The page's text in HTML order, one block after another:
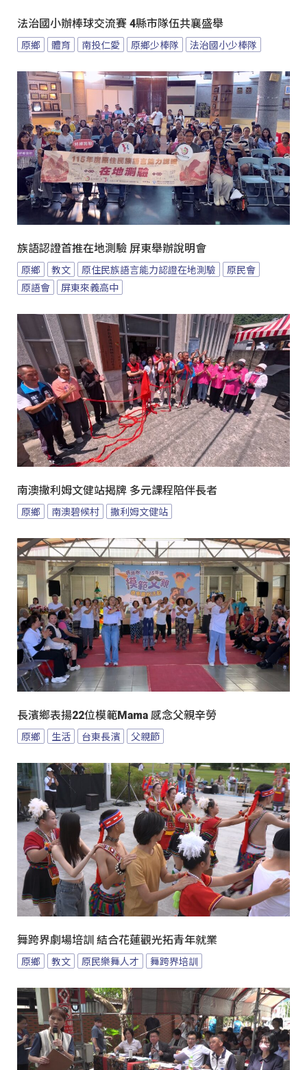
法治國小辦棒球交流賽 4縣市隊伍共襄盛舉
原鄉 體育 南投仁愛 原鄉少棒隊 法治國小少棒隊
族語認證首推在地測驗 屏東舉辦說明會
原鄉 教文 原住民族語言能力認證在地測驗
原民會
原語會
屏東來義高中
南澳撒利姆文健站揭牌 多元課程陪伴長者
原鄉 南澳碧候村 撒利姆文健站
長濱鄉表揚22位模範Mama 感念父親辛勞
原鄉 生活 台東長濱 父親節
舞跨界劇場培訓 結合花蓮觀光拓青年就業
原鄉 教文 原民樂舞人才 舞跨界培訓